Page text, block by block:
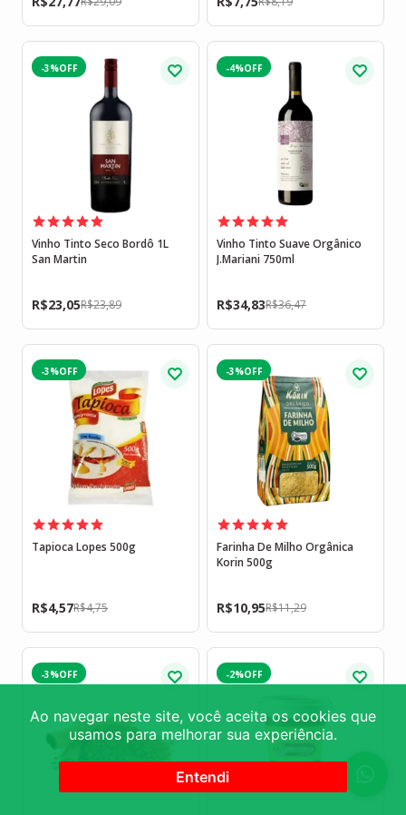
-3%
Vinho Tinto Seco Bordô 1L
San Martin
R$23,89
R$23,05
-4%
Vinho Tinto Suave Orgânico
J.Mariani 750ml
R$36,47
R$34,83
-3%
Tapioca Lopes 500g
R$4,75
R$4,57
-3%
Farinha De Milho Orgânica
Korin 500g
R$11,29
R$10,95
-3% -2%
Ao navegar neste site, você aceita os cookies que
usamos para melhorar sua experiência.
Entendi